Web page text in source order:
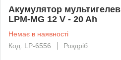
Акумулятор
LPM-MG 12 V - 20 Ah
Немає в наявності
Код: LP-6556
Роздріб